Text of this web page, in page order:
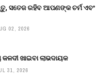
ସତେଜ ରହିବ ଆପଣଙ୍କ ଚର୍ମ ଏବଂ
02, 2026
ଖାଇବା ଲାଭଦାୟକ
31, 2026